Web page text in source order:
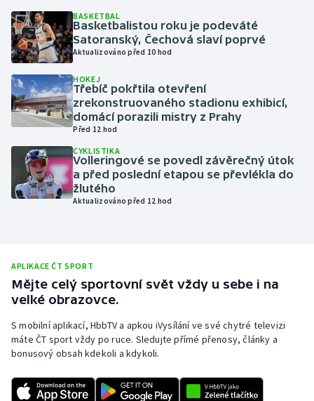
Moderní pětiboj
Motorsport
Olympijské hry
Plavání
Plážový volejbal
Rychlostní kanoistika
Short track
Sportovní střelba
BASKETBAL
Basketbalistou roku je podeváté
Satoranský, Čechová slaví poprvé
Aktualizováno před 10 hod
HOKEJ
Třebíč pokřtila otevření
zrekonstruovaného stadionu exhibicí,
domácí porazili mistry z Prahy
Před 12 hod
CYKLISTIKA
Volleringové se povedl závěrečný útok
a před poslední etapou se převlékla do
žlutého
Aktualizováno před 12 hod
APLIKACE ČT SPORT
Mějte celý sportovní svět vždy u sebe i na
velké obrazovce.
S mobilní aplikací, HbbTV a apkou iVysílání ve své chytré televizi
máte ČT sport vždy po ruce. Sledujte přímé přenosy, články a
bonusový obsah kdekoli a kdykoli.